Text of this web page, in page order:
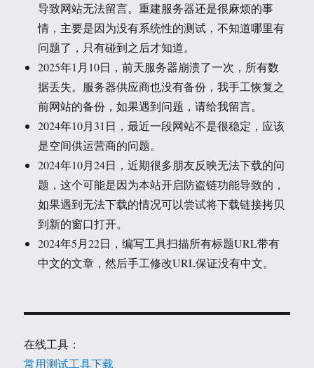
导致网站无法留言。重建服务器还是很麻烦的事
情，主要是因为没有系统性的测试，不知道哪里有
问题了，只有碰到之后才知道。
2025年1月10日，前天服务器崩溃了一次，所有数
据丢失。服务器供应商也没有备份，我手工恢复之
前网站的备份，如果遇到问题，请给我留言。
2024年10月31日，最近一段网站不是很稳定，应该
是空间供运营商的问题。
2024年10月24日，近期很多朋友反映无法下载的问
题，这个可能是因为本站开启防盗链功能导致的，
如果遇到无法下载的情况可以尝试将下载链接拷贝
到新的窗口打开。
2024年5月22日，编写工具扫描所有标题URL带有
中文的文章，然后手工修改URL保证没有中文。
在线工具：
常用测试工具下载